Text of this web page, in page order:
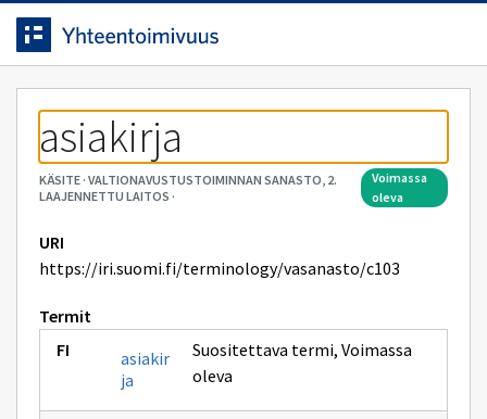
Siirrytty
sivulle
Siirry suoraan sisältöön.
asiakirja
KÄSITE· VALTIONAVUSTUSTOIMINNAN SANASTO, 2.
LAAJENNETTU LAITOS ·
voimassa
oleva
URI
https://iri.suomi.fi/terminology/vasanasto/c103
Termit
asiakir
ja
Suositettava termi, Voimassa
oleva